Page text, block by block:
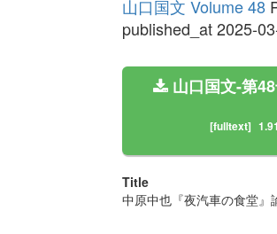
山口国文 Volume 48
published_at 2025-
山口国文-第
[fulltext]
Title
中原中也『夜汽車の食堂